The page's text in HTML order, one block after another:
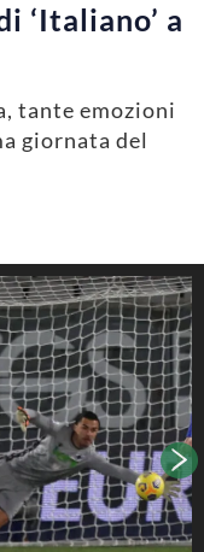
‘Italiano’ a
tante emozioni
giornata del